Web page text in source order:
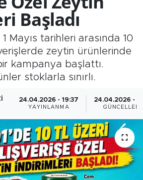
Başladı
Mayıs tarihleri arasında 10
zeytin ürünlerinde
kampanya başlattı.
stoklarla sınırlı.
24.04.2026 - 19:37
YAYINLANMA
24.04.2026 -
Eğlence
Puan Durumu ve Fikstür